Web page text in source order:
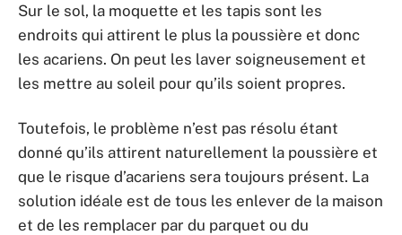
Sur le sol, la moquette et les tapis sont les
endroits qui attirent le plus la poussière et donc
les acariens. On peut les laver soigneusement et
les mettre au soleil pour qu’ils soient propres.
Toutefois, le problème n’est pas résolu étant
donné qu’ils attirent naturellement la poussière et
que le risque d’acariens sera toujours présent. La
solution idéale est de tous les enlever de la maison
et de les remplacer par du parquet ou du